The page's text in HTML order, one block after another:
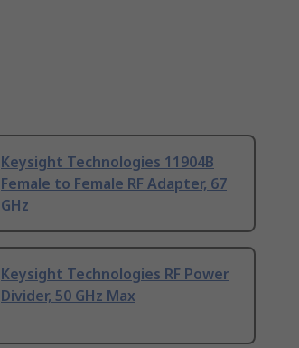
Keysight Technologies 11904B
Female to Female RF Adapter, 67
GHz
Keysight Technologies RF Power
Divider, 50 GHz Max